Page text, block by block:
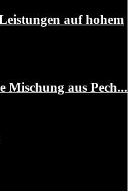
auf hohem
Mischung aus Pech...